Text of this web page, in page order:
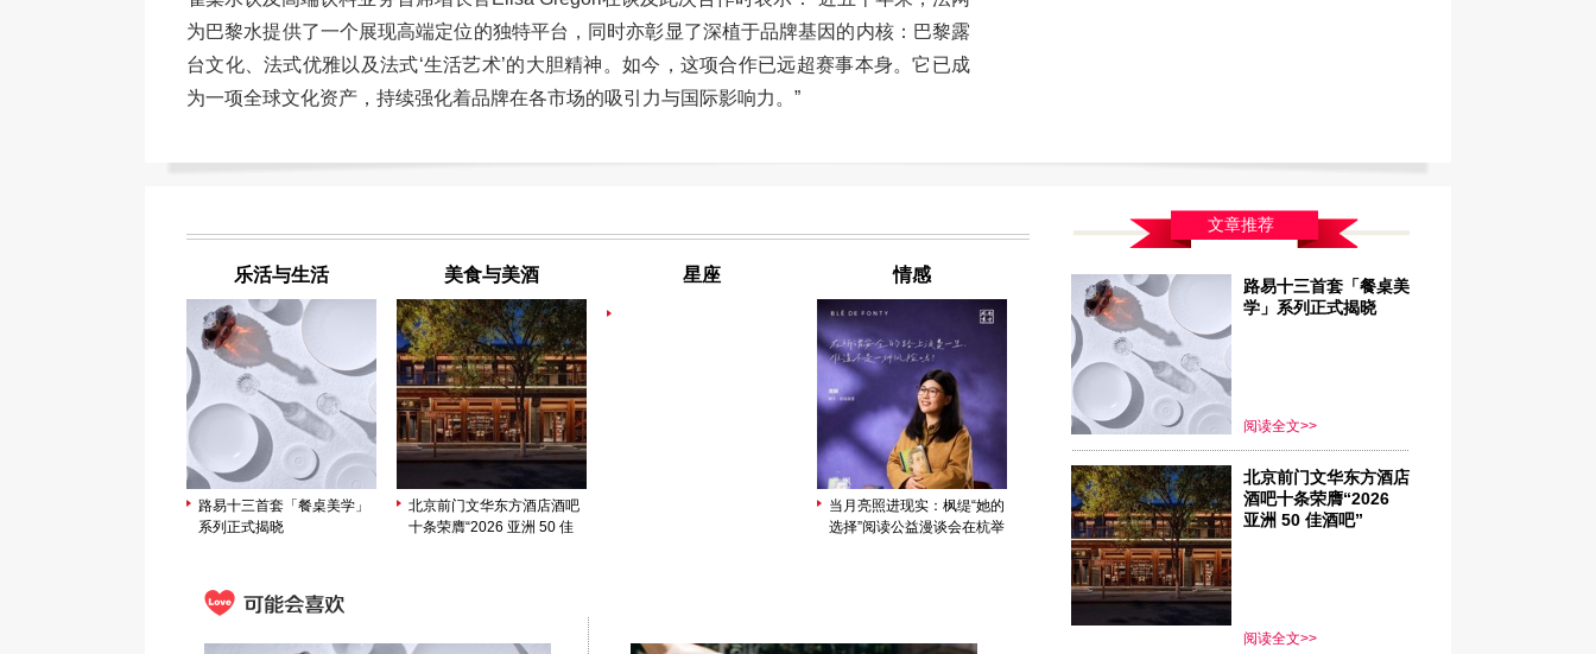
为巴黎水提供了一个展现高端定位的独特平台，同时亦彰显了深植于品牌基因的内核：巴黎露
台文化、法式优雅以及法式‘生活艺术’的大胆精神。如今，这项合作已远超赛事本身。它已成
为一项全球文化资产，持续强化着品牌在各市场的吸引力与国际影响力。”
乐活与生活
路易十三首套「餐桌美学」
系列正式揭晓
美食与美酒
北京前门文华东方酒店酒吧
十条荣膺“2026 亚洲 50 佳
星座 情感
当月亮照进现实：枫缇“她的
选择”阅读公益漫谈会在杭举
文章推荐
路易十三首套「餐桌美
学」系列正式揭晓
阅读全文>>
北京前门文华东方酒店
酒吧十条荣膺“2026
亚洲 50 佳酒吧”
阅读全文>>